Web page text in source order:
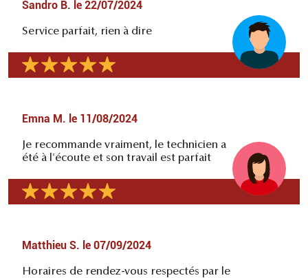
Sandro B. le 22/07/2024
Service parfait, rien à dire
Emna M. le 11/08/2024
Je recommande vraiment, le technicien a
été à l'écoute et son travail est parfait
Matthieu S. le 07/09/2024
Horaires de rendez-vous respectés par le